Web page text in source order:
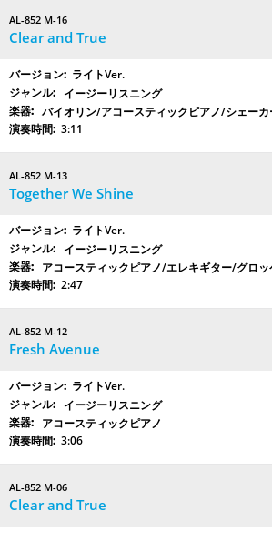
AL-852 M-16
Clear and True
ライトVer.
イージーリスニング
バイオリン/アコースティックピアノ/シェーカ
3:11
AL-852 M-13
Together We Shine
ライトVer.
イージーリスニング
アコースティックピアノ/エレキギター/グロ
2:47
AL-852 M-12
Fresh Avenue
ライトVer.
イージーリスニング
アコースティックピアノ
3:06
AL-852 M-06
Clear and True